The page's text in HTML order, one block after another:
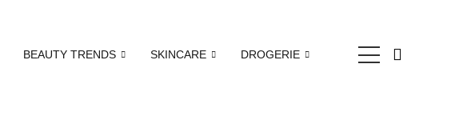
BEAUTY TRENDS SKINCARE DROGERIE